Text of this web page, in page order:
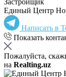
Единый Центр
Написать в
Показать
Пожалуйста,
на Realting.uz